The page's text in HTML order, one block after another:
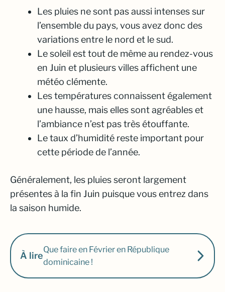
Les pluies ne sont pas aussi intenses sur
l’ensemble du pays, vous avez donc des
variations entre le nord et le sud.
Le soleil est tout de même au rendez-vous
en Juin et plusieurs villes affichent une
météo clémente.
Les températures connaissent également
une hausse, mais elles sont agréables et
l’ambiance n’est pas très étouffante.
Le taux d’humidité reste important pour
cette période de l’année.
Généralement, les pluies seront largement
présentes à la fin Juin puisque vous entrez dans
la saison humide.
À lire
Que faire en Février en République
dominicaine !